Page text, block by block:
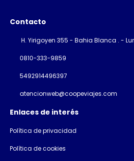
Contacto
H. Yirigoyen 355 - Bahia Blanca . -
0810-333-9859
5492914496397
atencionweb@coopeviajes.com
Enlaces de interés
Política de privacidad
Política de cookies